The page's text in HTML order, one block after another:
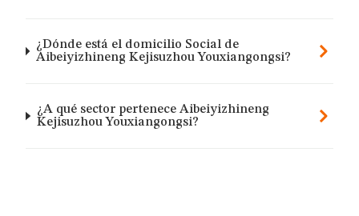
¿Dónde está el domicilio Social de
Aibeiyizhineng Kejisuzhou Youxiangongsi?
¿A qué sector pertenece Aibeiyizhineng
Kejisuzhou Youxiangongsi?